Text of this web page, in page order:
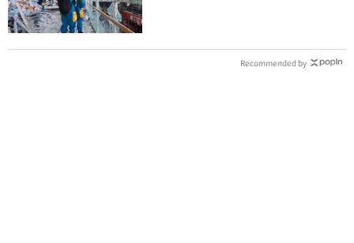
Recommended by